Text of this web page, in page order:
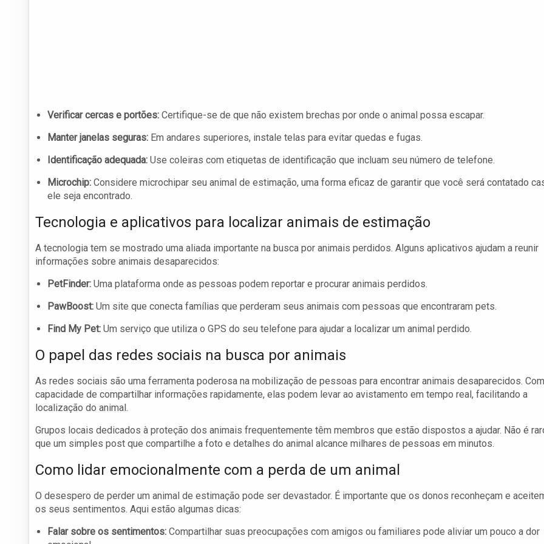
Verificar cercas e portões: Certifique-se de que não existem brechas por onde o animal possa escapar.
Manter janelas seguras: Em andares superiores, instale telas para evitar quedas e fugas.
Identificação adequada: Use coleiras com etiquetas de identificação que incluam seu número de telefone.
Microchip: Considere microchipar seu animal de estimação, uma forma eficaz de garantir que você será contatado
ele seja encontrado.
Tecnologia e aplicativos para localizar animais de estimação
A tecnologia tem se mostrado uma aliada importante na busca por animais perdidos. Alguns aplicativos ajudam a reunir
informações sobre animais desaparecidos:
PetFinder: Uma plataforma onde as pessoas podem reportar e procurar animais perdidos.
PawBoost: Um site que conecta famílias que perderam seus animais com pessoas que encontraram pets.
Find My Pet: Um serviço que utiliza o GPS do seu telefone para ajudar a localizar um animal perdido.
O papel das redes sociais na busca por animais
As redes sociais são uma ferramenta poderosa na mobilização de pessoas para encontrar animais desaparecidos.
capacidade de compartilhar informações rapidamente, elas podem levar ao avistamento em tempo real, facilitando a
localização do animal.
Grupos locais dedicados à proteção dos animais frequentemente têm membros que estão dispostos a ajudar. Não é
que um simples post que compartilhe a foto e detalhes do animal alcance milhares de pessoas em minutos.
Como lidar emocionalmente com a perda de um animal
O desespero de perder um animal de estimação pode ser devastador. É importante que os donos reconheçam e
os seus sentimentos. Aqui estão algumas dicas:
Falar sobre os sentimentos: Compartilhar suas preocupações com amigos ou familiares pode aliviar um pouco a dor